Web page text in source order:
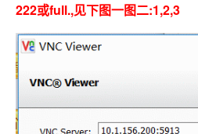
222或full.,见下图一图二:1,2,3